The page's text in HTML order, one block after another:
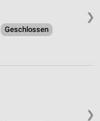
❯
Geschlossen
❯